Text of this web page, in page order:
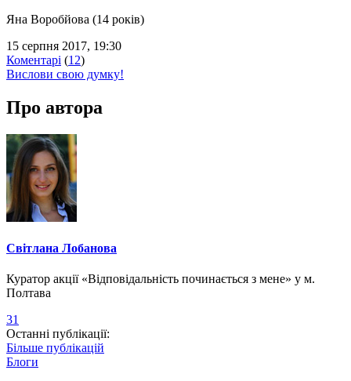
Яна Воробйова (14 років)
15 серпня 2017, 19:30
Коментарі (12)
Вислови свою думку!
Про автора
Світлана Лобанова
Куратор акції «Відповідальність починається з мене» у м.
Полтава
31
Останні публікації:
Більше публікацій
Блоги